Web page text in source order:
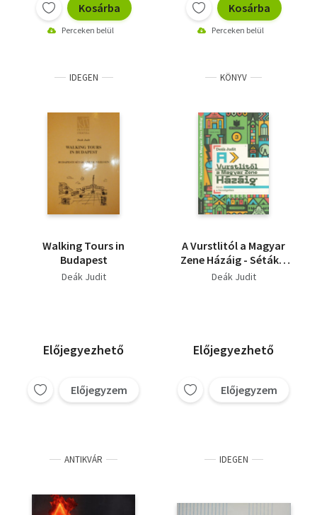
Kosárba
Perceken belül
Kosárba
Perceken belül
IDEGEN
Walking Tours in
Budapest
Deák Judit
Előjegyezhető
Előjegyzem
KÖNYV
A Vurstlitól a Magyar
Zene Házáig - Séták a
Városligetben
Deák Judit
Előjegyezhető
Előjegyzem
ANTIKVÁR IDEGEN